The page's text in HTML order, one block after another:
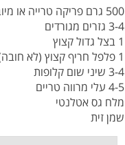
500 גרם פריקה טרייה או מיובשת
3-4 גזרים מגורדים
1 בצל גדול קצוץ
1 פלפל חריף קצוץ (לא חובה)
3-4 שיני שום קלופות
4-5 עלי מרווה טריים
מלח גס אטלנטי
שמן זית